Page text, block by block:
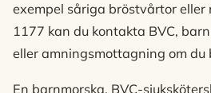
exempel såriga bröstvårtor eller
1177 kan du kontakta BVC,
eller amningsmottagning om du
En barnmorska, BVC-